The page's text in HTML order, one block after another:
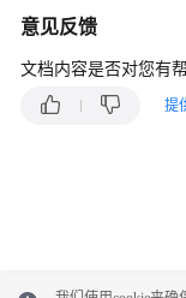
移
AOM
意见反馈
文档内容是否对您有帮
提